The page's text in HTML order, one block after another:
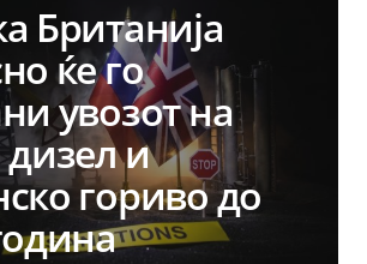
Британија
ќе го
увозот на
дизел и
гориво до